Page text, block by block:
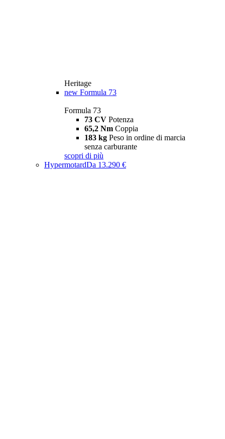
Heritage
new Formula 73
Formula 73
73 CV Potenza
65,2 Nm Coppia
183 kg Peso in ordine di marcia
senza carburante
scopri di più
HypermotardDa 13.290 €